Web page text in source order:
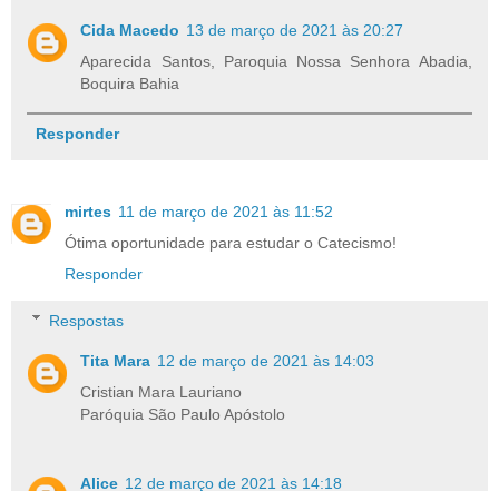
Cida Macedo 13 de março de 2021 às 20:27
Aparecida Santos, Paroquia Nossa Senhora Abadia,
Boquira Bahia
Responder
mirtes 11 de março de 2021 às 11:52
Ótima oportunidade para estudar o Catecismo!
Responder
Respostas
Tita Mara 12 de março de 2021 às 14:03
Cristian Mara Lauriano
Paróquia São Paulo Apóstolo
Alice 12 de março de 2021 às 14:18